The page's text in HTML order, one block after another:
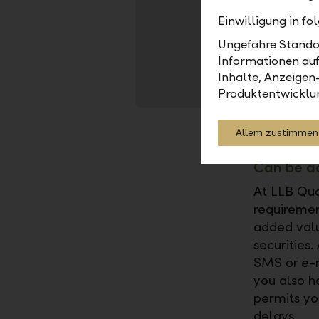
Can be
At LLB
added
securities.
SMS or
you also
permits
Einwilligung in
Ungefähre
Informationen
Inhalte,
Allem zustimmen